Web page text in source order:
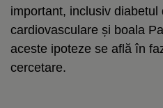
important, inclusiv diabetul
cardiovasculare și boala
aceste ipoteze se află în
cercetare.